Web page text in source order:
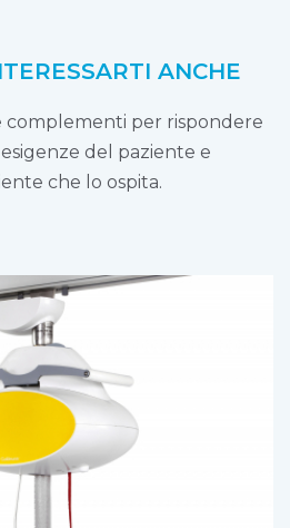
ANCHE
per rispondere
del paziente e
che lo ospita.